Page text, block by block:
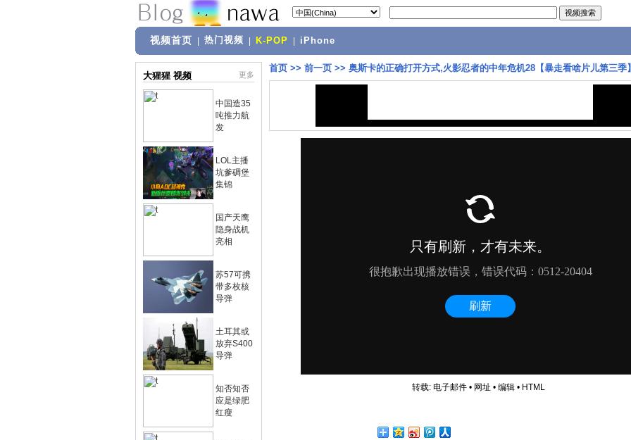
视频首页 热门视频 K-POP iPhone
大猩猩 视频 更多
中国造35
吨推力航
发
LOL主播
坑爹碉堡
集锦
国产天鹰
隐身战机
亮相
苏57可携
带多枚核
导弹
土耳其或
放弃S400
导弹
知否知否
应是绿肥
红瘦
首页 >> 前一页 >> 奥斯卡的正确打开方式,火影忍者的中年危机28【暴走看啥片儿第三季】
转载: 电子邮件• 网址 • 编辑• HTML